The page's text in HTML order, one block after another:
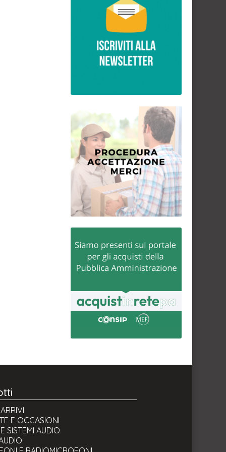
E OCCASIONI
SISTEMI AUDIO